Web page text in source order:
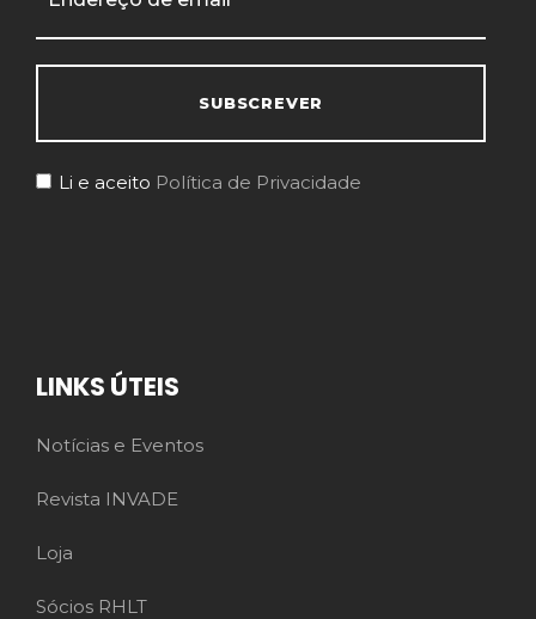
Li e aceito Política de Privacidade
LINKS ÚTEIS
Notícias e Eventos
Revista INVADE
Loja
Sócios RHLT